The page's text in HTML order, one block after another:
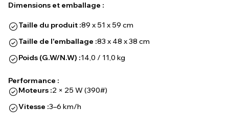
Dimensions et emballage :
Taille du produit :89 x 51 x 59 cm
Taille de l'emballage :83 x 48 x 38 cm
Poids (G.W/N.W) :14,0 / 11,0 kg
Performance :
Moteurs :2 × 25 W (390#)
Vitesse :3–6 km/h